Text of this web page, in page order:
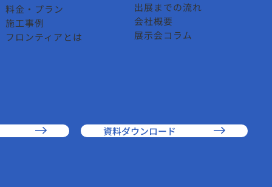
料金・プラン
施工事例
フロンティアとは
出展までの流れ
会社概要
展示会コラム
資料ダウンロード